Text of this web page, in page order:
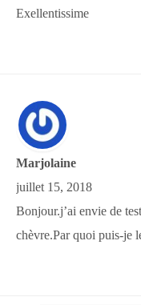
Exellentissime
Marjolaine
juillet 15, 2018
Bonjour.j’ai envie de
chèvre.Par quoi puis-je